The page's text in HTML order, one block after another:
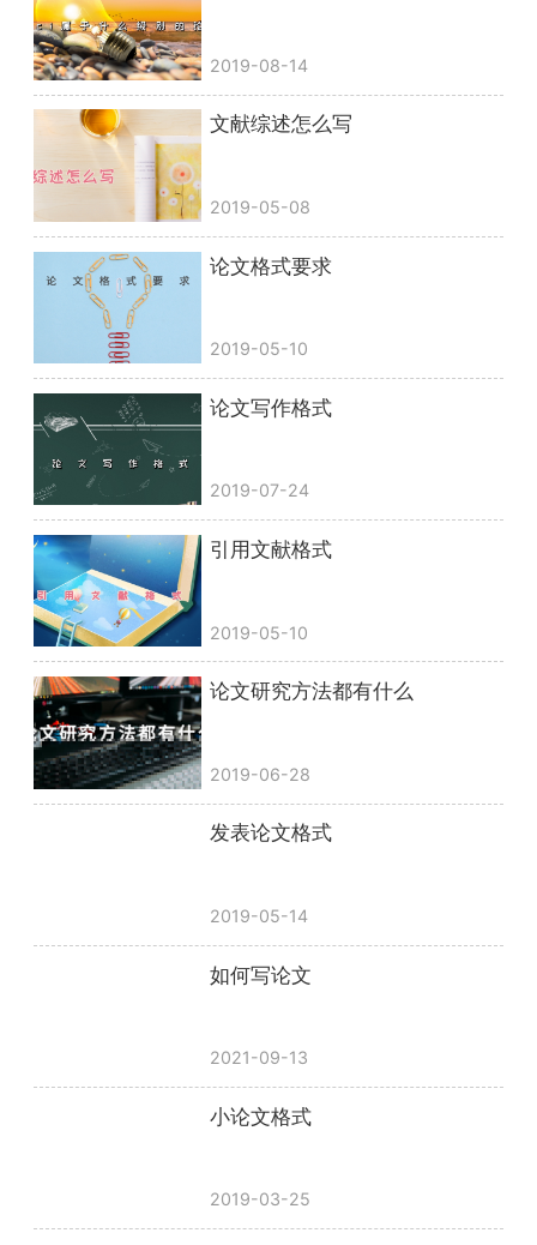
2019-08-14
文献综述怎么写
2019-05-08
论文格式要求
2019-05-10
论文写作格式
2019-07-24
引用文献格式
2019-05-10
论文研究方法都有什么
2019-06-28
发表论文格式
2019-05-14
如何写论文
2021-09-13
小论文格式
2019-03-25